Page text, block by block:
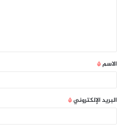
الاسم*
البريد الإلكتروني*